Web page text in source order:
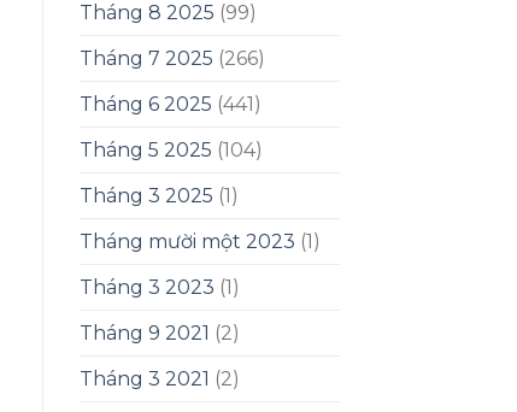
Tháng 8 2025 (99)
Tháng 7 2025 (266)
Tháng 6 2025 (441)
Tháng 5 2025 (104)
Tháng 3 2025 (1)
Tháng mười một 2023 (1)
Tháng 3 2023 (1)
Tháng 9 2021 (2)
Tháng 3 2021 (2)